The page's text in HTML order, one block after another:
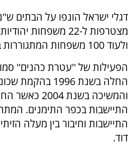
מצטרפות ל-22
ולעוד 100 משפחות המתגוררות בשכונת מעלה הזיתים.
הפעילות של ''עטרת כהנים''
החלה בשנת 1996
והמשיכה
התיישבות בכפר התימנים.
התיישבות וחיבור בין מעלה
דוד.